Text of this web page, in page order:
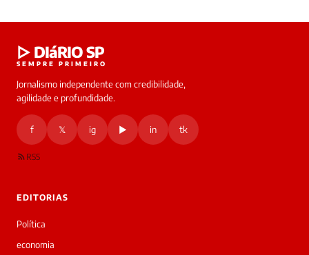
▷ DIáRIO SP
SEMPRE PRIMEIRO
Jornalismo independente com credibilidade,
agilidade e profundidade.
f 𝕏 ig ▶ in tk
RSS
EDITORIAS
Política
economia